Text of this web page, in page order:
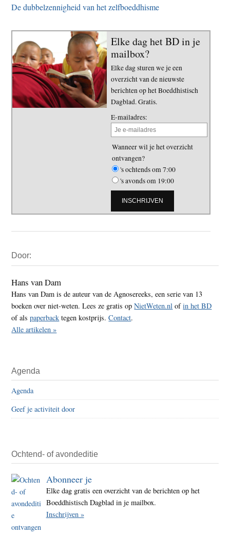
De dubbelzennigheid van het zelfboeddhisme
Elke dag het BD in je
mailbox?
Elke dag sturen we je een
overzicht van de nieuwste
berichten op het Boeddhistisch
Dagblad. Gratis.
E-mailadres:
Wanneer wil je het overzicht
ontvangen?
's ochtends om 7:00
's avonds om 19:00
Sidebar
Door:
Hans van Dam
Hans van Dam is de auteur van de Agnosereeks, een serie van 13
boeken over niet-weten. Lees ze gratis opNietWeten.nl ofin het BD
of alspaperback tegen kostprijs.Contact.
Alle artikelen »
Agenda
Agenda
Geef je activiteit door
Ochtend- of avondeditie
Abonneer je
Elke dag gratis een overzicht van de berichten op het
Boeddhistisch Dagblad in je mailbox.
Inschrijven »